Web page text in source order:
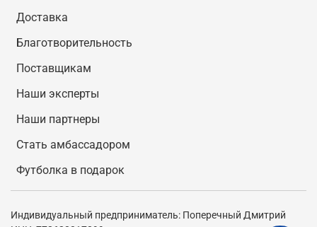
Доставка
Благотворительность
Поставщикам
Наши эксперты
Наши партнеры
Стать амбассадором
Футболка в подарок
Индивидуальный предприниматель: Поперечный Дмитрий